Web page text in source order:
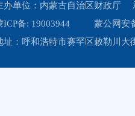
办单位：内蒙古自治区财政厅
ICP备: 19003944
蒙公网安
址：呼和浩特市赛罕区敕勒川